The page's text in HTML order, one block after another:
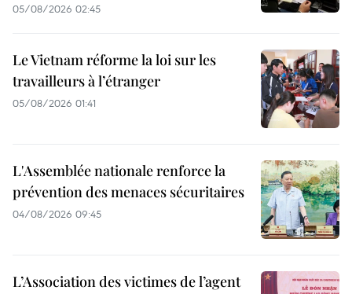
05/08/2026 02:45
Le Vietnam réforme la loi sur les
travailleurs à l’étranger
05/08/2026 01:41
L'Assemblée nationale renforce la
prévention des menaces sécuritaires
04/08/2026 09:45
L’Association des victimes de l’agent